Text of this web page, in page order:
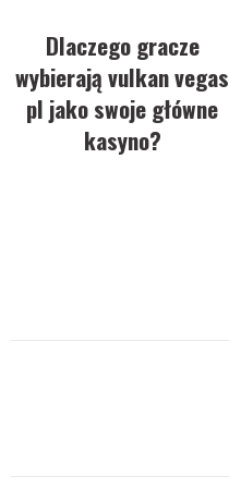
Dlaczego gracze
wybierają vulkan vegas
pl jako swoje główne
kasyno?